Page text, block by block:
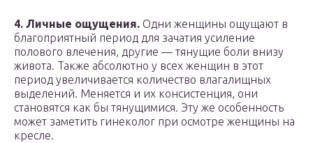
4. Личные ощущения. Одни женщины ощущают в
благоприятный период для зачатия усиление
полового влечения, другие — тянущие боли внизу
живота. Также абсолютно у всех женщин в этот
период увеличивается количество влагалищных
выделений. Меняется и их консистенция, они
становятся как бы тянущимися. Эту же особенность
может заметить гинеколог при осмотре женщины на
кресле.